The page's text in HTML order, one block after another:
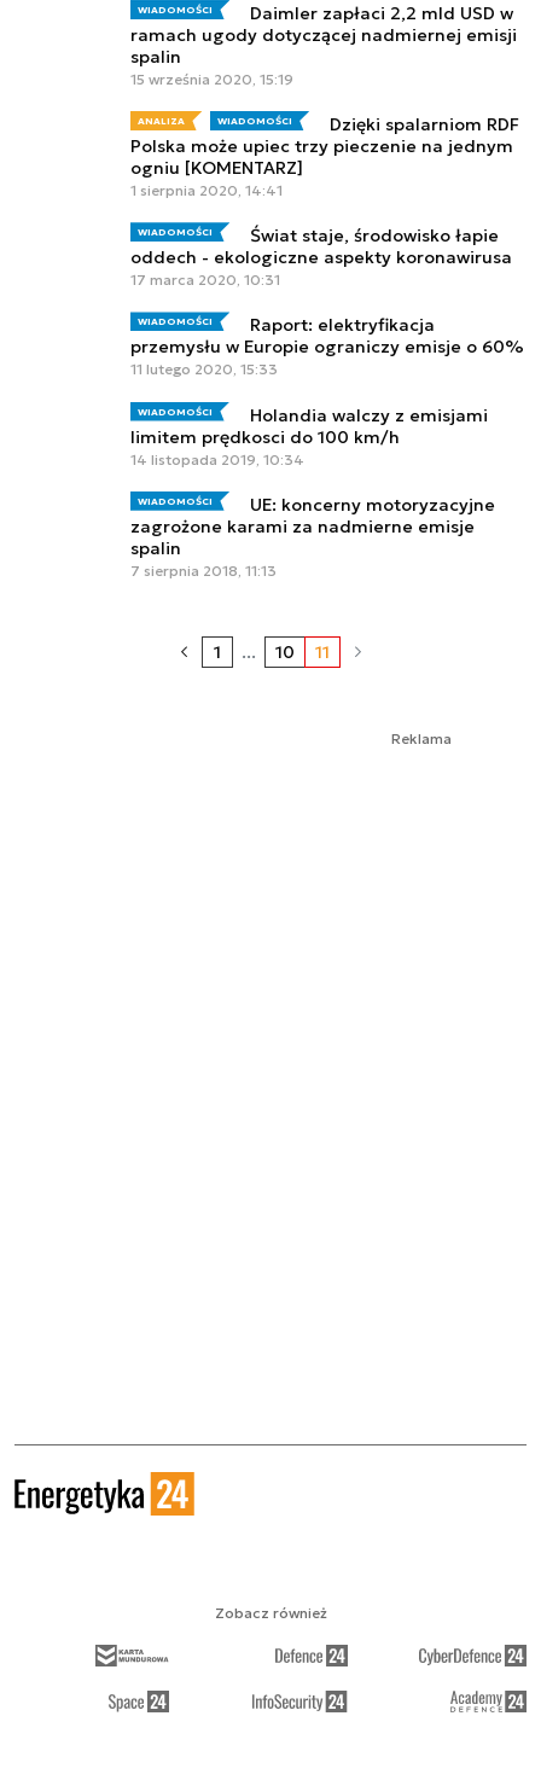
WIADOMOŚCI
Daimler zapłaci 2,2 mld USD w
ramach ugody dotyczącej nadmiernej emisji
spalin
15 września 2020, 15:19
ANALIZA WIADOMOŚCI
Dzięki spalarniom RDF
Polska może upiec trzy pieczenie na jednym
ogniu [KOMENTARZ]
1 sierpnia 2020, 14:41
WIADOMOŚCI
Świat staje, środowisko łapie
oddech - ekologiczne aspekty koronawirusa
17 marca 2020, 10:31
WIADOMOŚCI
Raport: elektryfikacja
przemysłu w Europie ograniczy emisje o 60%
11 lutego 2020, 15:33
WIADOMOŚCI
Holandia walczy z emisjami
limitem prędkosci do 100 km/h
14 listopada 2019, 10:34
WIADOMOŚCI
UE: koncerny motoryzacyjne
zagrożone karami za nadmierne emisje
spalin
7 sierpnia 2018, 11:13
1 ... 10 11
Reklama
Zobacz również